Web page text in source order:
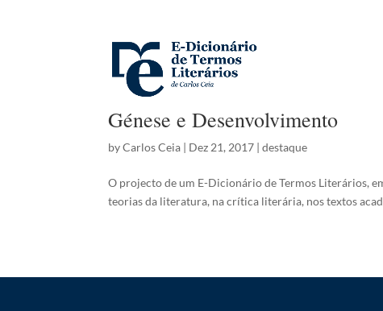
Génese e Desenvolvimento
byCarlos Ceia | Dez 21, 2017 |destaque
O projecto de um E-Dicionário de Termos Literários,
teorias da literatura, na crítica literária, nos textos